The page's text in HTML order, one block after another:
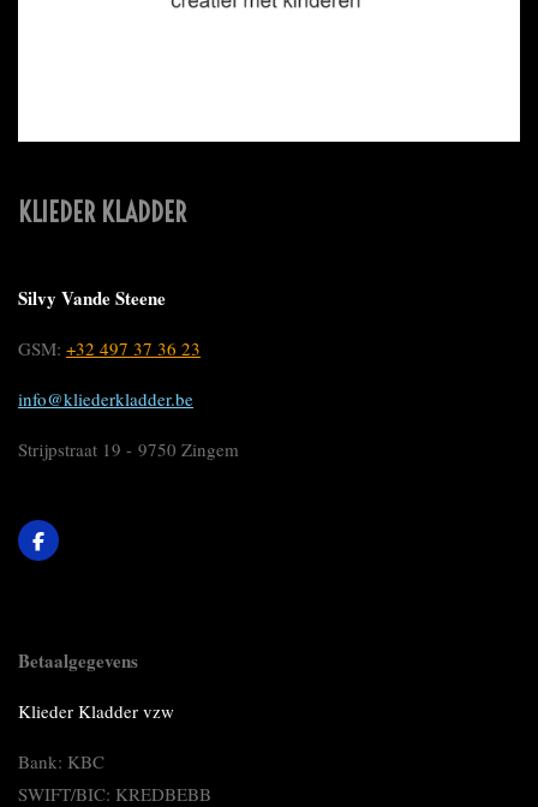
KLIEDER KLADDER
Silvy Vande Steene
GSM: +32 497 37 36 23
info@kliederkladder.be
Strijpstraat 19 - 9750 Zingem
F
a
o
k
Betaalgegevens
Klieder Kladder vzw
Bank: KBC
SWIFT/BIC: KREDBEBB